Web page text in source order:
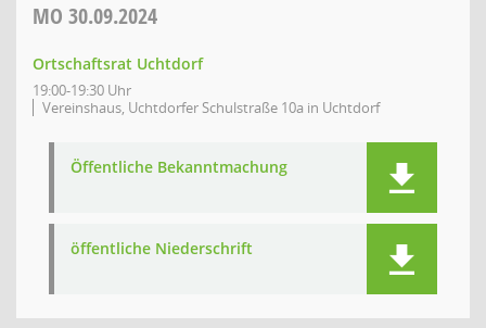
MO 30.09.2024
Ortschaftsrat Uchtdorf
19:00-19:30 Uhr
Vereinshaus, Uchtdorfer Schulstraße 10a in Uchtdorf
Öffentliche Bekanntmachung
öffentliche Niederschrift